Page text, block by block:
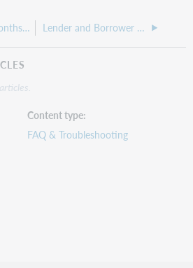
It has been six months since I upgraded ILLiad and when I sign into ILLiad, I am being asked to change my password Lender and Borrower unable to update an OCLC request.
Content type
FAQ & Troubleshooting